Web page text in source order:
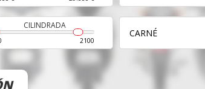
CILINDRADA
2100